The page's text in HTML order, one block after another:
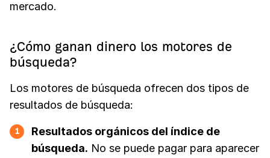
mercado.
¿Cómo ganan dinero los motores de
búsqueda?
Los motores de búsqueda ofrecen dos tipos de
resultados de búsqueda:
1
Resultados orgánicos del índice de
búsqueda. No se puede pagar para aparecer